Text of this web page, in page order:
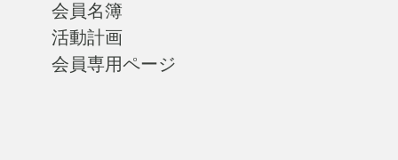
会員名簿
活動計画
会員専用ページ